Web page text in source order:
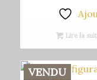
Lire la
VENDU